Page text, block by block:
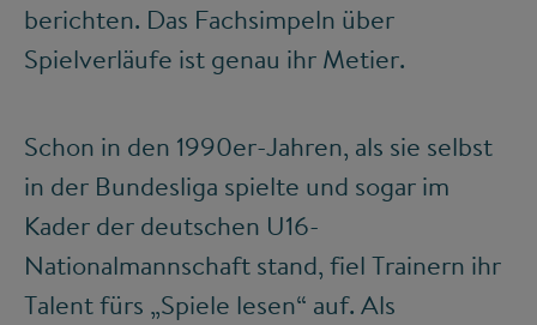
berichten. Das Fachsimpeln über
Spielverläufe ist genau ihr Metier.
Schon in den 1990er-Jahren, als sie selbst
in der Bundesliga spielte und sogar im
Kader der deutschen U16-
Nationalmannschaft stand, fiel Trainern ihr
Talent fürs „Spiele lesen“ auf. Als